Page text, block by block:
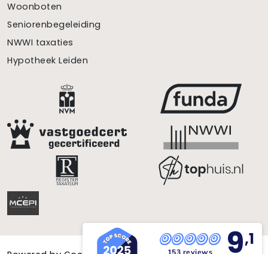
153 reviews 9,1
Woonboten
Seniorenbegeleiding
NWWI taxaties
Hypotheek Leiden